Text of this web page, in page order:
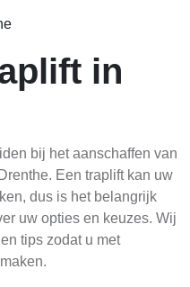
in
bij het aanschaffen van
Een traplift kan uw
dus is het belangrijk
uw opties en keuzes. Wij
tips zodat u met